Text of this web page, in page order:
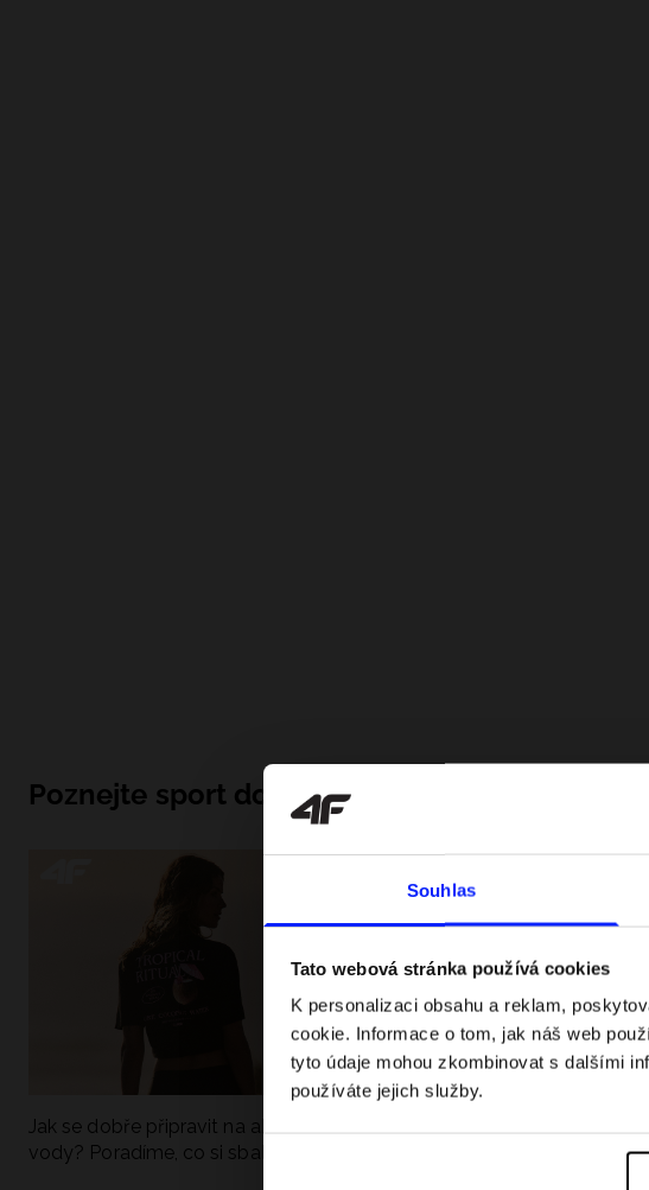
Souhlas
Tato webová stránka používá cookies
K personalizaci obsahu a reklam,
cookie. Informace o tom, jak náš web
tyto údaje mohou zkombinovat s dalšími
používáte jejich služby.
Poznejte sport do hloubky
Jak se dobře připravit na aktivní den u
vody? Poradíme, co si sbalit
kategorie? Kompletní